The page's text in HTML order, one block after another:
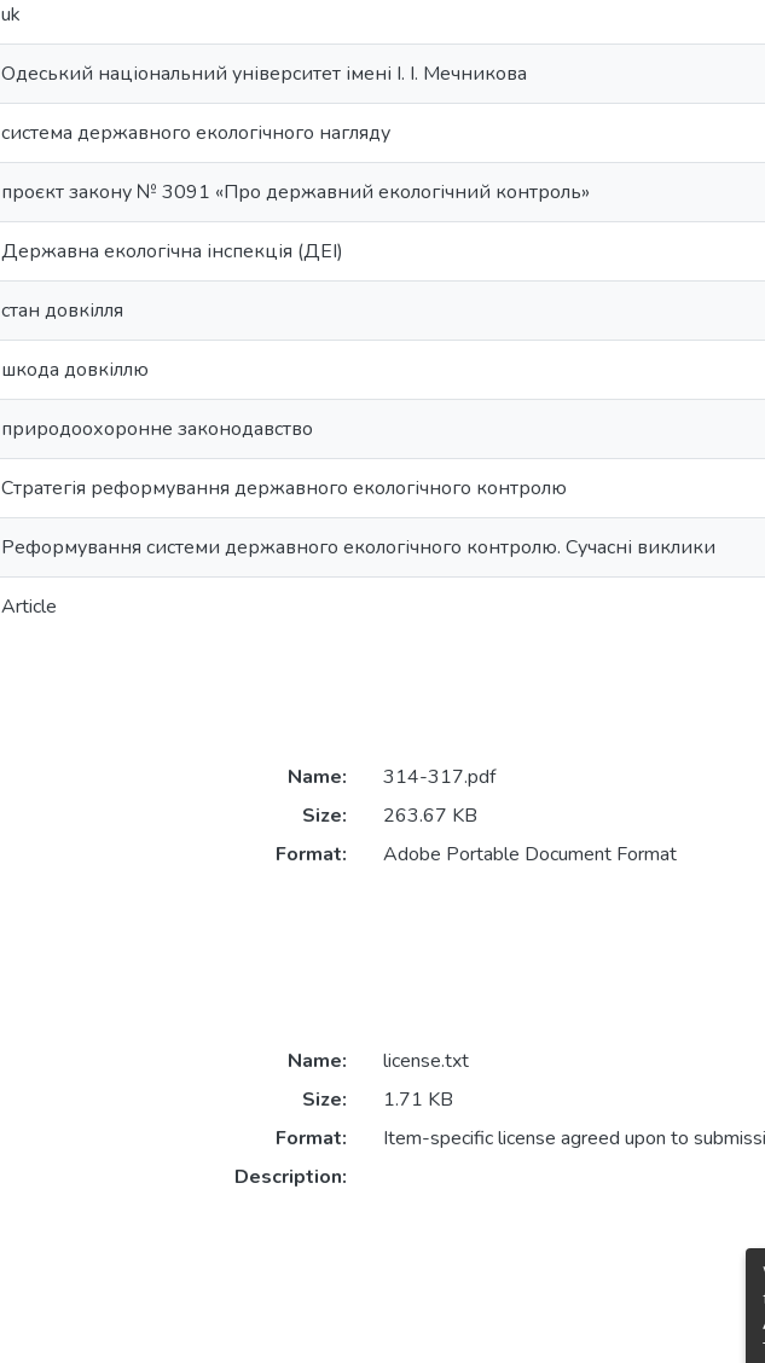
uk
Одеський національний університет імені І. І. Мечникова
система державного екологічного нагляду
проєкт закону № 3091 «Про державний екологічний контроль»
Державна екологічна інспекція (ДЕІ)
стан довкілля
шкода довкіллю
природоохоронне законодавство
Стратегія реформування державного екологічного контролю
Реформування системи державного екологічного контролю. Сучасні виклики
Article
Name:
314-317.pdf
Size:
263.67 KB
Format:
Adobe Portable Document Format
Name:
license.txt
Size:
1.71 KB
Format:
Item-specific license agreed upon to
Description: